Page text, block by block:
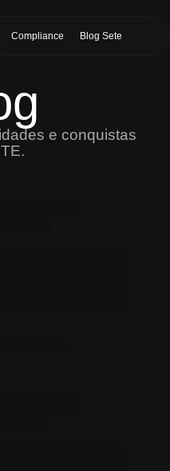
Compliance Blog Sete
e conquistas